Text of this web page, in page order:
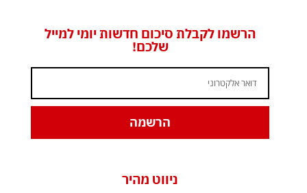
הרשמו לקבלת סיכום חדשות יומי למייל
שלכם!
הרשמה
ניווט מהיר